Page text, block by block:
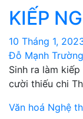
KIẾP
10 Tháng 1,
Đỗ Mạnh Trường
Sinh ra làm
cười thiếu chi
Văn hoá Nghệ